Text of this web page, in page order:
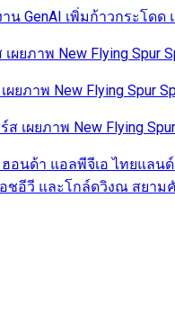
น GenAI เพิ่มก้าวกระโด
เผยภาพ New Flying
ผยภาพ New Flying Spur
ส เผยภาพ New Flying
อนด้า แอลพีจีเอ ไทยแลนด์
ชอีวี และโกล์ดวิงณ สยา